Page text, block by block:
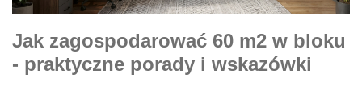
Jak zagospodarować 60 m2 w bloku
- praktyczne porady i wskazówki